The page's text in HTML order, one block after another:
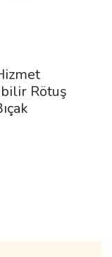
Rötuş